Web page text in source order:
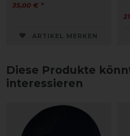
35,00 € *
ARTIKEL MERKEN
Diese Produkte
interessieren